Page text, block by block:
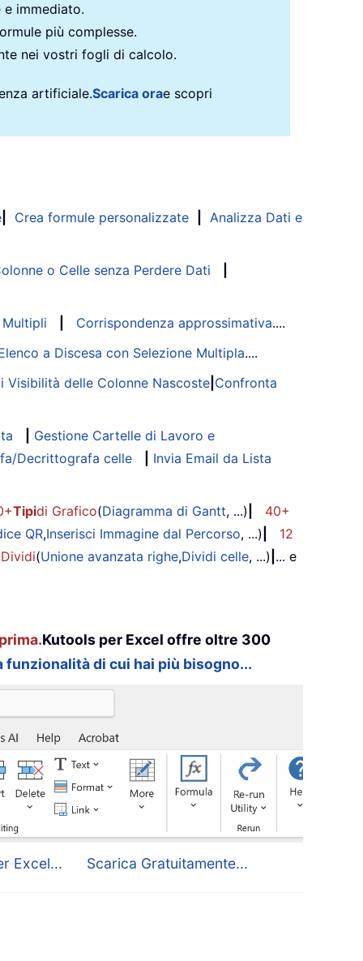
immediato.
più complesse.
nei vostri fogli di calcolo.
artificiale.Scarica orae scopri
Crea formule personalizzate
Analizza Dati e
o Celle senza Perdere Dati
Corrispondenza approssimativa....
a Discesa con Selezione Multipla....
delle Colonne Nascoste Confronta
Gestione Cartelle di Lavoro e
Decrittografa celle
Invia Email da Lista
Tipidi Grafico(Diagramma di Gantt, ...)
40+
QR,Inserisci Immagine dal Percorso, ...)
12
(Unione avanzata righe,Dividi celle, ...) ... e
Kutools per Excel offre oltre 300
funzionalità di cui hai più bisogno...
Excel... Scarica Gratuitamente...